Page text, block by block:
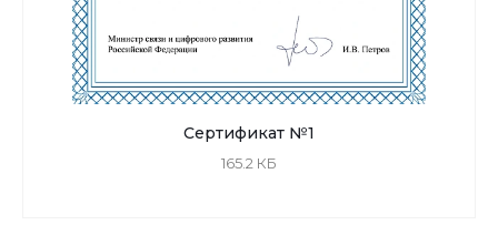
Сертификат №1
165.2 КБ